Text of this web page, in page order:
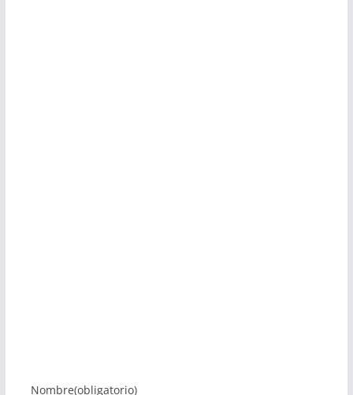
Nombre(obligatorio)